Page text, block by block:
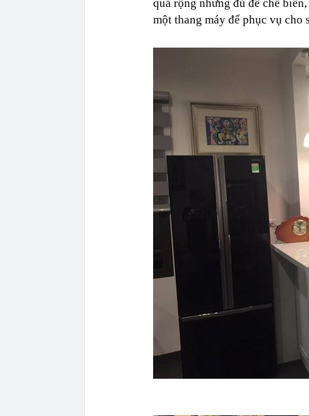
quá rộng nhưng đủ để chế
một thang máy để phục vụ